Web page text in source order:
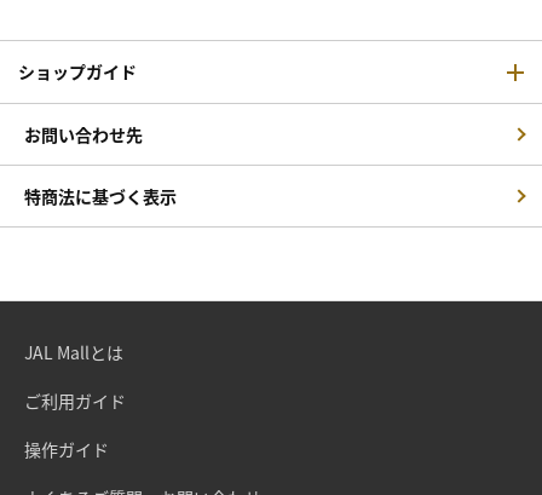
ショップガイド
お問い合わせ先
特商法に基づく表示
JAL Mallとは
ご利用ガイド
操作ガイド